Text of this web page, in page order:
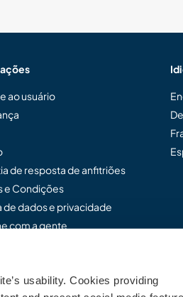
usability. Cookies providing
ao usuário
de resposta de anfitriões
e Condições
de dados e privacidade
com a gente